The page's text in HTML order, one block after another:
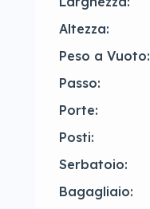
Altezza:
Peso a Vuoto:
Passo:
Porte:
Posti:
Serbatoio:
Bagagliaio: